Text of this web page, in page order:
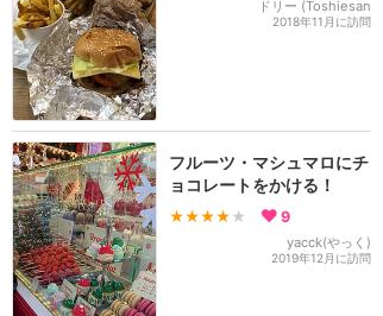
ドリー (Toshiesan
2018年11月に訪問
フルーツ・マシュマロにチ
ョコレートをかける！
★★★★ ★ 9
yacck(やっく)
2019年12月に訪問